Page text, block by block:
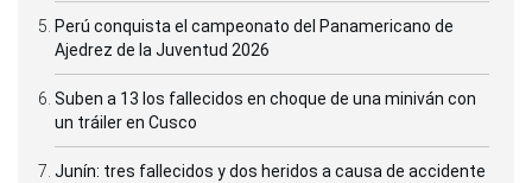
Perú conquista el campeonato del Panamericano de
Ajedrez de la Juventud 2026
Suben a 13 los fallecidos en choque de una miniván con
un tráiler en Cusco
Junín: tres fallecidos y dos heridos a causa de accidente